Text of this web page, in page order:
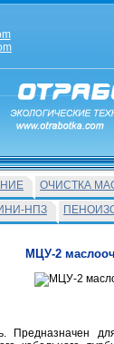
ОЧИСТКА
НПЗ
МЦУ-2
Предназначен